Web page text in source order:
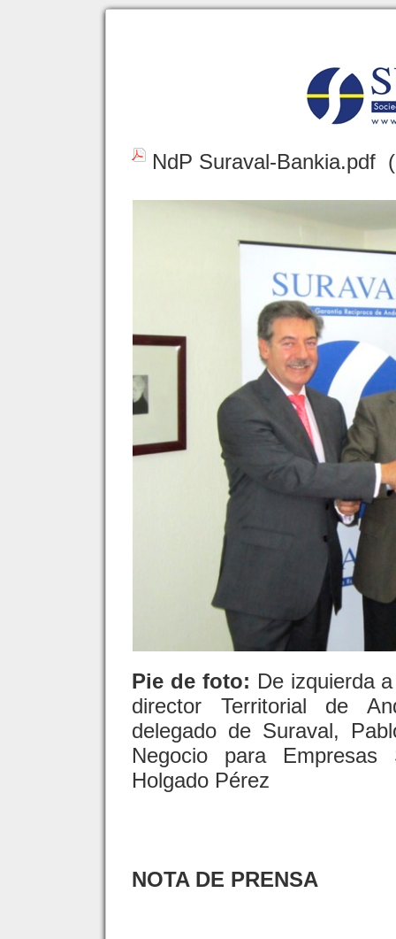
NdP Suraval-Bankia.pdf
Pie de foto: De izquierda
director Territorial de
delegado de Suraval,
Negocio para Empresas
Holgado Pérez
NOTA DE PRENSA